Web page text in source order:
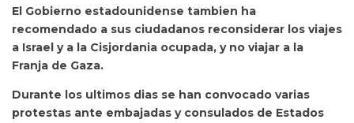
El Gobierno estadounidense tambien ha
recomendado a sus ciudadanos reconsiderar los viajes
a Israel y a la Cisjordania ocupada, y no viajar a la
Franja de Gaza.
Durante los ultimos dias se han convocado varias
protestas ante embajadas y consulados de Estados